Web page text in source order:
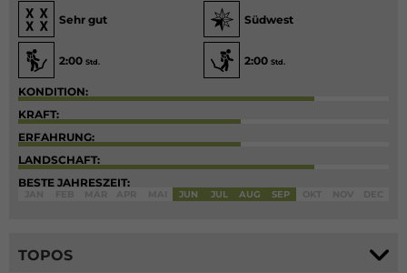
Sehr gut Südwest
2:00 Std. 2:00 Std.
KONDITION:
KRAFT:
ERFAHRUNG:
LANDSCHAFT:
BESTE JAHRESZEIT:
JUN JUL AUG SEP
TOPOS